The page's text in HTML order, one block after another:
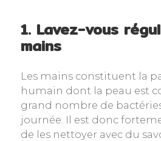
1. Lavez-vous
mains
Les mains constituent la
humain dont la peau est
grand nombre de
journée. Il est donc
de les nettoyer avec du